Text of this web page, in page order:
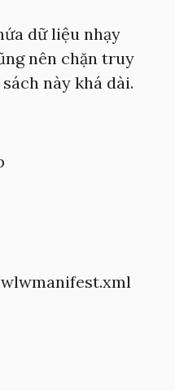
dữ liệu nhạy
nên chặn truy
này khá dài.